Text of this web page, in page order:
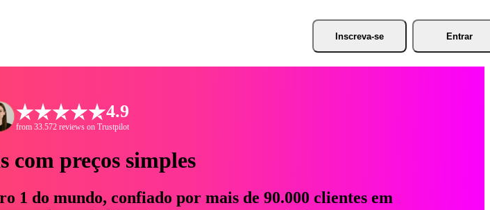
Inscreva-se Entrar
4.9
from 33.572 reviews on Trustpilot
com preços simples
1 do mundo, confiado por mais de 90.000 clientes em